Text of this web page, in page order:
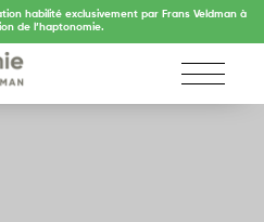
habilité exclusivement par Frans Veldman à
de l’haptonomie.